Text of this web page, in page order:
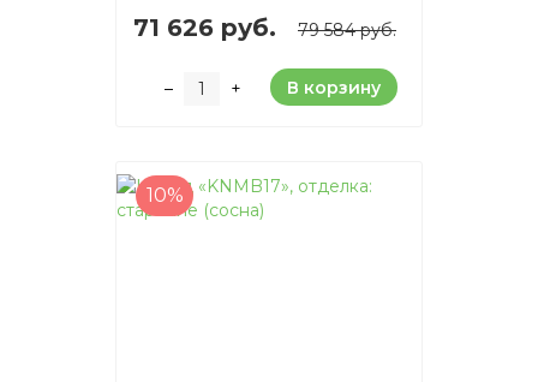
71 626 руб. 79 584 руб.
– + В корзину
10%